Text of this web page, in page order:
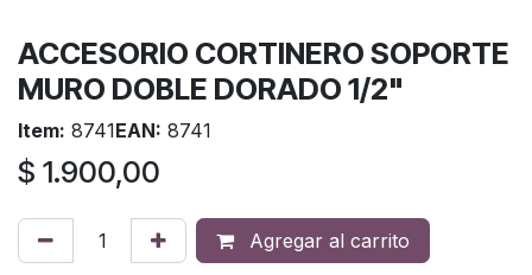
ACCESORIO CORTINERO SOPORTE
MURO DOBLE DORADO 1/2"
Item: 8741EAN: 8741
$ 1.900,00
Agregar al carrito